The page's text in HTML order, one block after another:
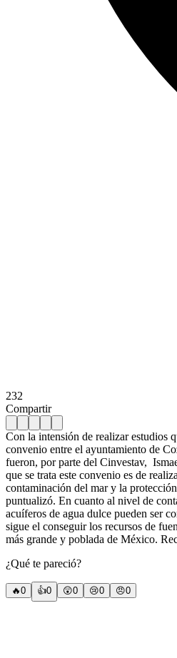
232
Compartir
Con la intensión de realizar estudios
convenio entre el ayuntamiento de
fueron, por parte del Cinvestav,
que se trata este convenio es de
contaminación del mar y la
puntualizó. En cuanto al nivel de
acuíferos de agua dulce pueden ser
sigue el conseguir los recursos de
más grande y poblada de México.
¿Qué te pareció?
🔥0 👍0 😲0 😢0 😠0